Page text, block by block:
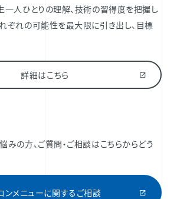
一人ひとりの理解、技術の習得度を把握し
ぞれの可能性を最大限に引き出し、目標
詳細はこちら
みの方、ご質問・ご相談はこちらからどう
ンメニューに関するご相談